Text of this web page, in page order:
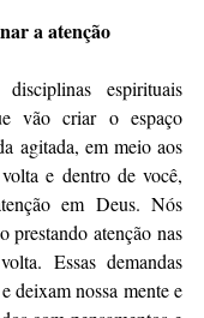
a atenção
espirituais
vão criar o espaço
agitada, em meio aos
e dentro de você,
em Deus. Nós
prestando atenção nas
Essas demandas
deixam nossa mente e